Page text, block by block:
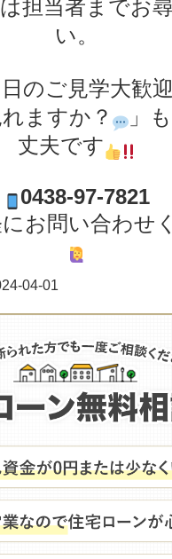
担当者までお
い。
のご見学大歓
れますか？
」
丈夫です
0438-97-7821
お問い合わせ
04-01